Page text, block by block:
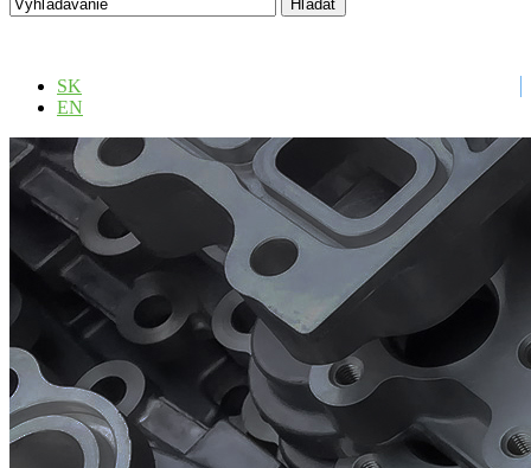
SK
EN